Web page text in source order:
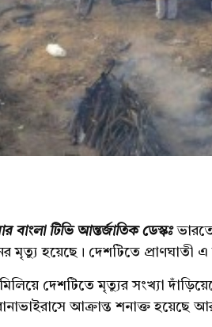
বাংলা টিভি আন্তর্জাতিক ডেস্কঃ
মৃত্যু হয়েছে। দেশটিতে প্রাণঘাতী
দেশটিতে মৃত্যুর সংখ্যা
আক্রান্ত শনাক্ত